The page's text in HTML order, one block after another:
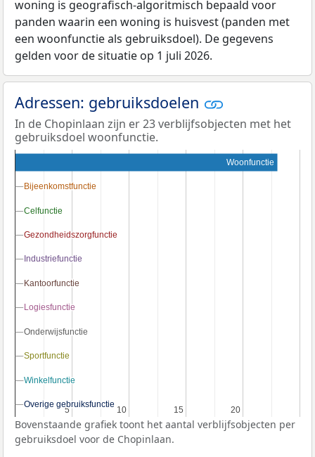
woning is geografisch-algoritmisch bepaald voor
panden waarin een woning is huisvest (panden met
een woonfunctie als gebruiksdoel). De gegevens
gelden voor de situatie op 1 juli 2026.
Adressen: gebruiksdoelen
In de Chopinlaan zijn er 23 verblijfsobjecten met het
gebruiksdoel woonfunctie.
5
5 10
10 15
15 20
20
Woonfunctie
Bijeenkomstfunctie
Bijeenkomstfunctie
Celfunctie
Celfunctie
Gezondheidszorgfunctie
Gezondheidszorgfunctie
Industriefunctie
Industriefunctie
Kantoorfunctie
Kantoorfunctie
Logiesfunctie
Logiesfunctie
Onderwijsfunctie
Onderwijsfunctie
Sportfunctie
Sportfunctie
Winkelfunctie
Winkelfunctie
Overige gebruiksfunctie
Overige gebruiksfunctie
Bovenstaande grafiek toont het aantal verblijfsobjecten per
gebruiksdoel voor de Chopinlaan.